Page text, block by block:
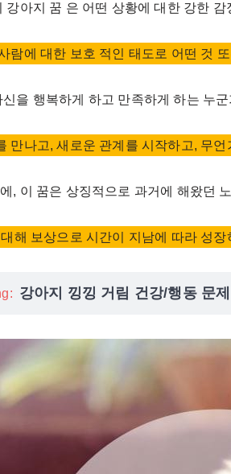
강아지 꿈 은 어떤 상황에 대한 강한
람에 대한 보호 적인 태도로 어떤 것
신을 행복하게 하고 만족하게 하는 누
만나고, 새로운 관계를 시작하고, 무
, 이 꿈은 상징적으로 과거에 해왔던
해 보상으로 시간이 지남에 따라 성
강아지 낑낑 거림 건강/행동 문